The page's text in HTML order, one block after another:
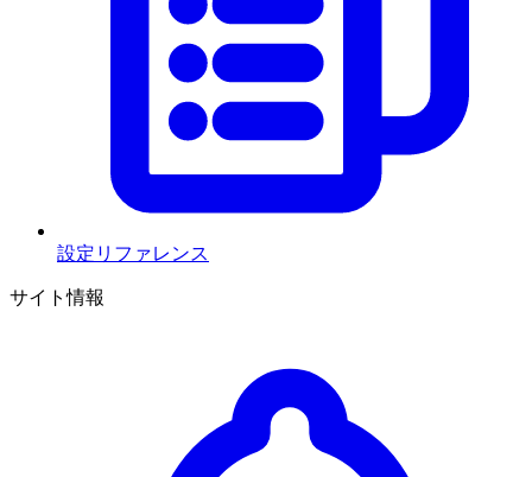
設定リファレンス
サイト情報